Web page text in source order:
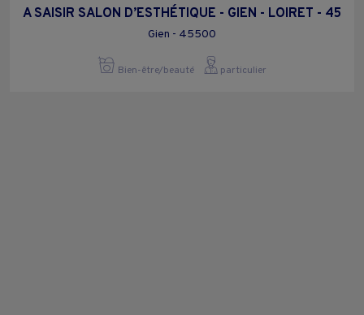
A SAISIR SALON D’ESTHÉTIQUE - GIEN - LOIRET - 45
Gien - 45500
Bien-être/beauté particulier